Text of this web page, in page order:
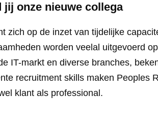
jij onze nieuwe collega
zich op de inzet van tijdelijke
worden veelal uitgevoerd
IT-markt en diverse branches,
recruitment skills maken Peoples
klant als professional.